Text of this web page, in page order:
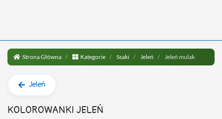
Strona Główna Kategorie Ssaki Jeleń Jeleń mulak
Jeleń
KOLOROWANKI JELEŃ